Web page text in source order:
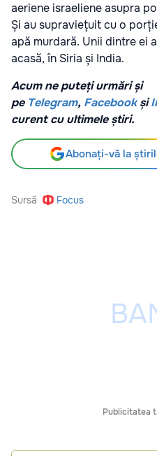
aeriene israeliene asupra
Și au supraviețuit cu o
apă murdară. Unii dintre ei
acasă, în Siria și India.
Acum ne puteți urmări și
pe Telegram, Facebook și
curent cu ultimele știri.
Abonați-vă la
Sursă Focus
Publicitatea